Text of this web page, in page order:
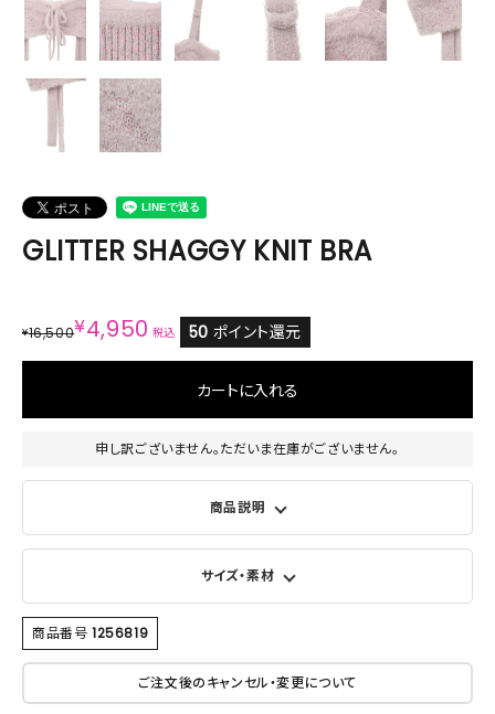
GLITTER SHAGGY KNIT BRA
¥16,500¥4,950 税込 50 ポイント還元
カートに入れる
申し訳ございません。ただいま在庫がございません。
商品説明
サイズ・素材
商品番号 1256819
ご注文後のキャンセル・変更について